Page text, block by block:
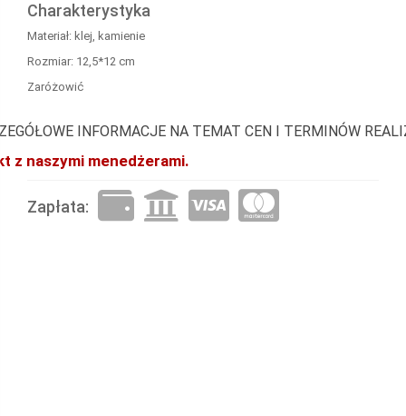
Charakterystyka
Materiał: klej, kamienie
Rozmiar: 12,5*12 cm
Zaróżowić
INFORMACJE NA TEMAT CEN I TERMINÓW
z naszymi menedżerami.
Zapłata: